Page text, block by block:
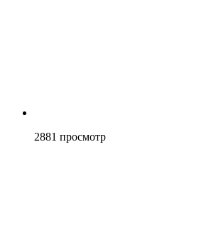
2881 просмотр